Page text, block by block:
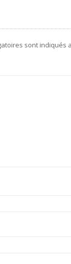
sont indiqués